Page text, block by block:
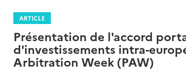
ARTICLE
Présentation de l'accord
d'investissements intra-
Arbitration Week (PAW)